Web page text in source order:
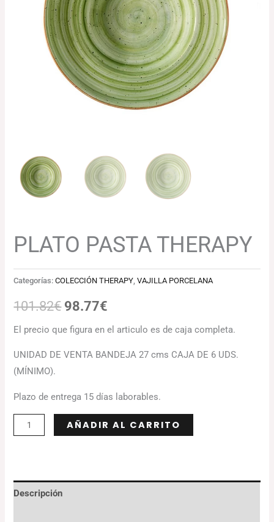
PLATO PASTA THERAPY
Categorías:COLECCIÓN THERAPY ,VAJILLA PORCELANA
101.82€
101.82€.
98.77€
98.77€.
El precio que figura en el articulo es de caja completa.
UNIDAD DE VENTA BANDEJA 27 cms CAJA DE 6 UDS.
(MÍNIMO).
Plazo de entrega 15 días laborables.
AÑADIR AL CARRITO
Descripción